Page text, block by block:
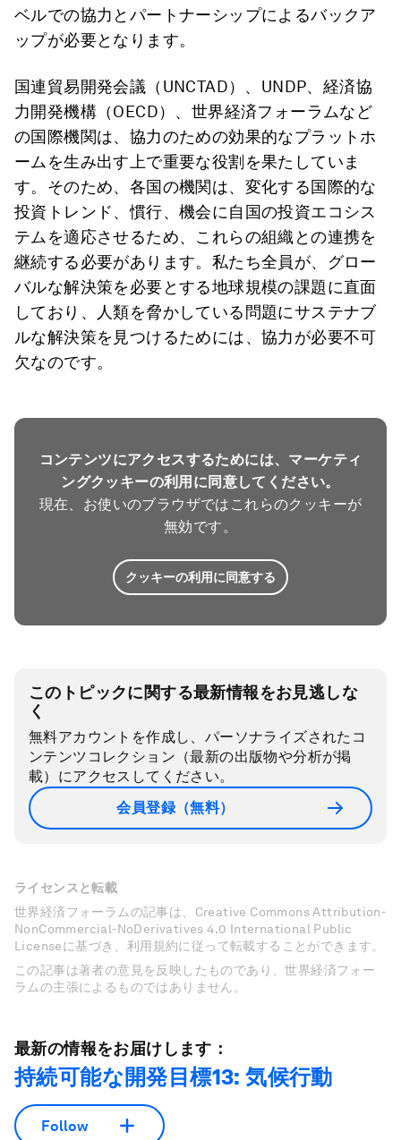
ベルでの協力とパートナーシップによるバックア
ップが必要となります。
国連貿易開発会議（UNCTAD）、UNDP、経済協
力開発機構（OECD）、世界経済フォーラムなど
の国際機関は、協力のための効果的なプラットホ
ームを生み出す上で重要な役割を果たしていま
す。そのため、各国の機関は、変化する国際的な
投資トレンド、慣行、機会に自国の投資エコシス
テムを適応させるため、これらの組織との連携を
継続する必要があります。私たち全員が、グロー
バルな解決策を必要とする地球規模の課題に直面
しており、人類を脅かしている問題にサステナブ
ルな解決策を見つけるためには、協力が必要不可
欠なのです。
コンテンツにアクセスするためには、マーケティ
ングクッキーの利用に同意してください。
現在、お使いのブラウザではこれらのクッキーが
無効です。
クッキーの利用に同意する
このトピックに関する最新情報をお見逃しな
く
無料アカウントを作成し、パーソナライズされたコ
ンテンツコレクション（最新の出版物や分析が掲
載）にアクセスしてください。
会員登録（無料）
ライセンスと転載
世界経済フォーラムの記事は、Creative Commons Attribution-
NonCommercial-NoDerivatives 4.0 International Public
Licenseに基づき、利用規約に従って転載することができます。
この記事は著者の意見を反映したものであり、世界経済フォー
ラムの主張によるものではありません。
最新の情報をお届けします：
持続可能な開発目標13: 気候行動
Follow